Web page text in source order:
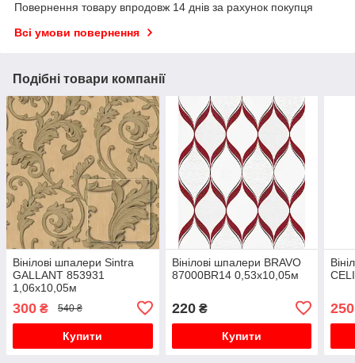
Повернення товару впродовж 14 днів за рахунок покупця
Всі умови повернення
Подібні товари компанії
Вінілові шпалери Sintra
GALLANT 853931
1,06х10,05м
300 ₴ 540 ₴
Купити
Вінілові шпалери BRAVO
87000BR14 0,53х10,05м
220₴
Купити
250